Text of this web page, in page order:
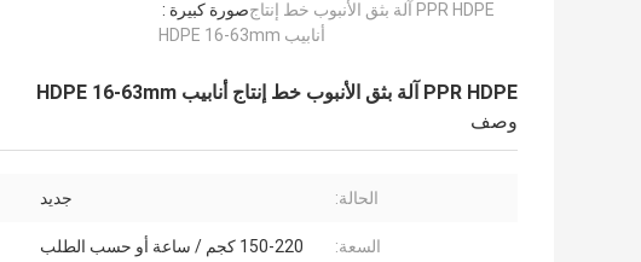
صورة كبيرة :PPR HDPE آلة بثق الأنبوب خط إنتاج
أنابيب HDPE 16-63mm
PPR HDPE آلة بثق الأنبوب خط إنتاج أنابيب HDPE 16-63mm
وصف
الحالة: جديد
السعة: 150-220 كجم / ساعة أو حسب الطلب